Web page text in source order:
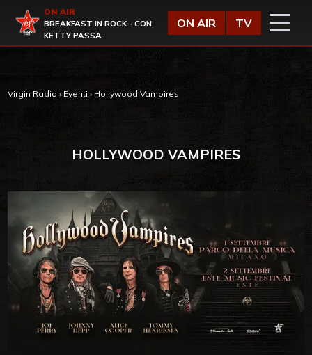
Virgin Radio
ON AIR
BREAKFAST IN ROCK - CON
KETTY PASSA
ON AIR TV
Virgin Radio › Eventi › Hollywood Vampires
HOLLYWOOD VAMPIRES